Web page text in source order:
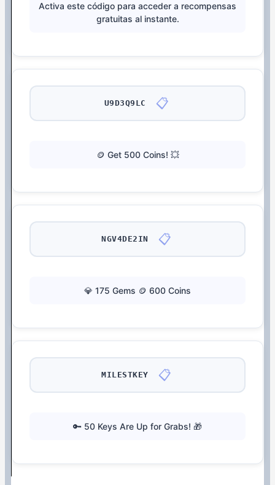
Activa este código para acceder a recompensas
gratuitas al instante.
U9D3Q9LC 📋
🪙 Get 500 Coins! 💥
NGV4DE2IN 📋
💎 175 Gems 🪙 600 Coins
MILESTKEY 📋
🔑 50 Keys Are Up for Grabs! 🎁